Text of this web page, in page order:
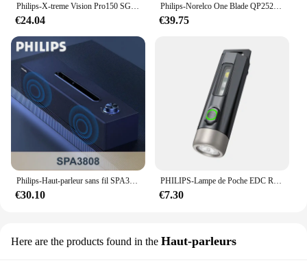
Philips-X-treme Vision Pro150 SG, Lumière Blanche Halogène, Lumière de Sauna, 150% Plus Lumineuse, Ampoules Originales d'Origine de Voiture, 2X, H7, 12V, 55W
€24.04
Philips-Norelco One Blade QP2520/70, pas de boîte d'origine, humide/sec avec 3 tondeuses, durée d'utilisation jusqu'à 45 minutes
€39.75
€30.10 €7.30
Here are the products found in the Haut-parleurs